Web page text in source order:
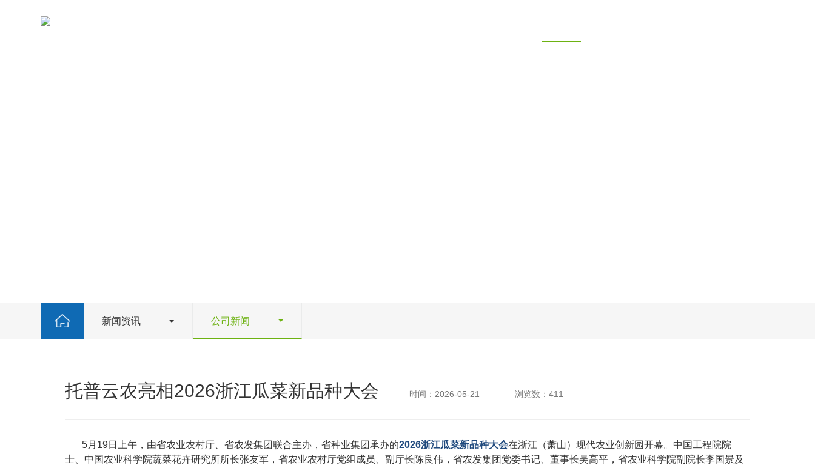
新闻资讯 公司新闻
托普云农亮相2026浙江瓜菜新品种大会 时间：2026-05-21 浏览数：411
5月19日上午，由省农业农村厅、省农发集团联合主办，省种业集团承办的2026浙江瓜菜新品种大会在浙江（萧山）现代农业创新园开幕。中国工程院院
士、中国农业科学院蔬菜花卉研究所所长张友军，省农业农村厅党组成员、副厅长陈良伟，省农发集团党委书记、董事长吴高平，省农业科学院副院长李国景及